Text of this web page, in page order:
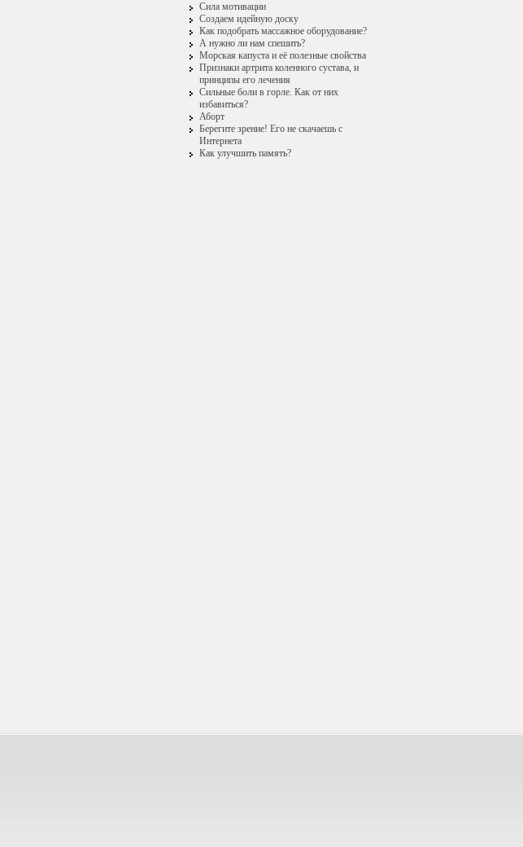
Сила мотивации
Создаем идейную доску
Как подобрать массажное оборудование?
А нужно ли нам спешить?
Морская капуста и её полезные свойства
Признаки артрита коленного сустава, и
принципы его лечения
Сильные боли в горле. Как от них
избавиться?
Аборт
Берегите зрение! Его не скачаешь с
Интернета
Как улучшить память?